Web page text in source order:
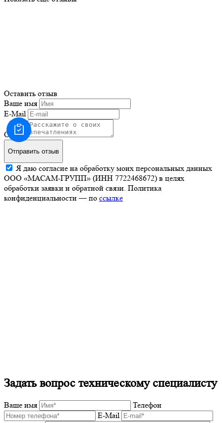
Оставить отзыв
Ваше имя
E-Mail
Отзыв
Отправить отзыв
Я даю согласие на обработку моих персональных данных
ООО «МАСАМ-ГРУПП» (ИНН 7722468672) в целях
обработки заявки и обратной связи. Политика
конфиденциальности — по ссылке
Задать вопрос техническому специалисту
Ваше имя
Телефон
E-Mail